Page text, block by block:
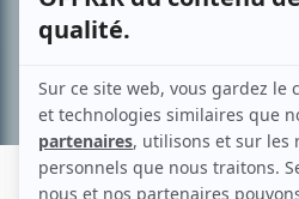
ANNE DANDURAND